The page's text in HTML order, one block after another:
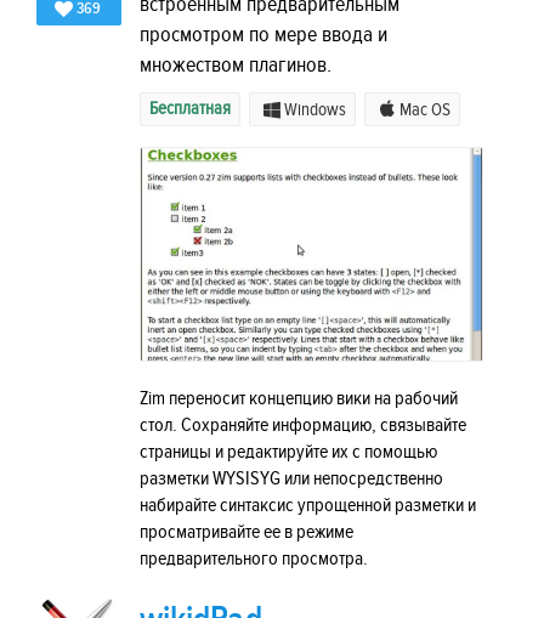
369
просмотром по мере ввода и
множеством плагинов.
Бесплатная Windows Mac OS
Zim переносит концепцию вики на рабочий
стол. Сохраняйте информацию, связывайте
страницы и редактируйте их с помощью
разметки WYSISYG или непосредственно
набирайте синтаксис упрощенной разметки и
просматривайте ее в режиме
предварительного просмотра.